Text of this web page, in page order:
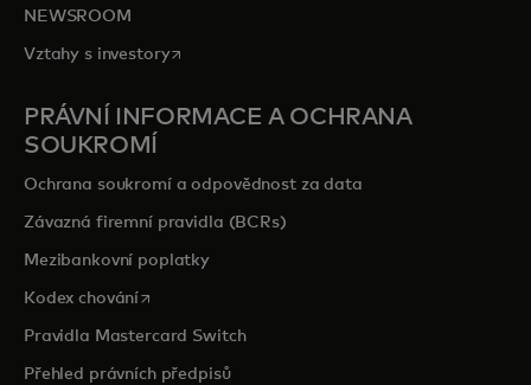
NEWSROOM
Vztahy s investoryopens in a new tab
PRÁVNÍ INFORMACE A OCHRANA
SOUKROMÍ
Ochrana soukromí a odpovědnost za data
Závazná firemní pravidla (BCRs)
Mezibankovní poplatky
Kodex chováníopens in a new tab
Pravidla Mastercard Switch
Přehled právních předpisů